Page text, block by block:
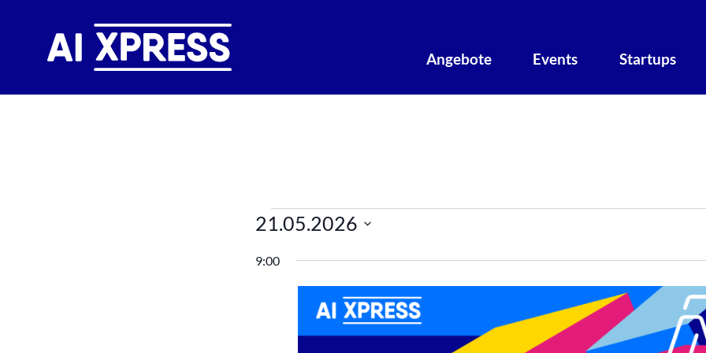
Angebote Events Startups
Veranstaltungen
für
Mai
21.05.2026
wählen.
9:00